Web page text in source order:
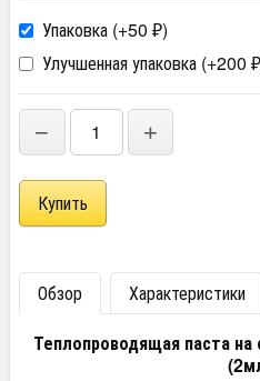
Упаковка (+50 ₽)
Улучшенная упаковка (+200 ₽
− +
Обзор Характеристики
Теплопроводящая паста